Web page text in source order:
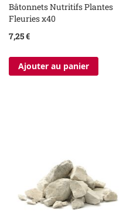
Bâtonnets Nutritifs Plantes
Fleuries x40
7,25 €
Ajouter au panier